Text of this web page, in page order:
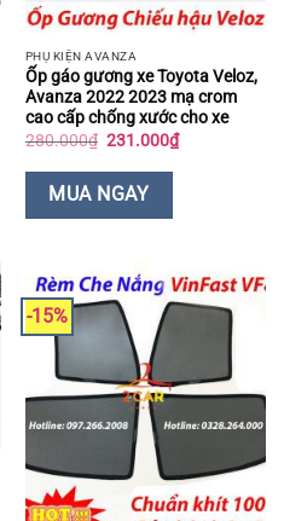
PHỤ KIỆN AVANZA
Ốp gáo gương xe Toyota Veloz,
Avanza 2022 2023 mạ crom
cao cấp chống xước cho xe
280.000₫ Giá
là:
280.000₫.
231.000₫Giá
hiện
MUA NGAY
-15%